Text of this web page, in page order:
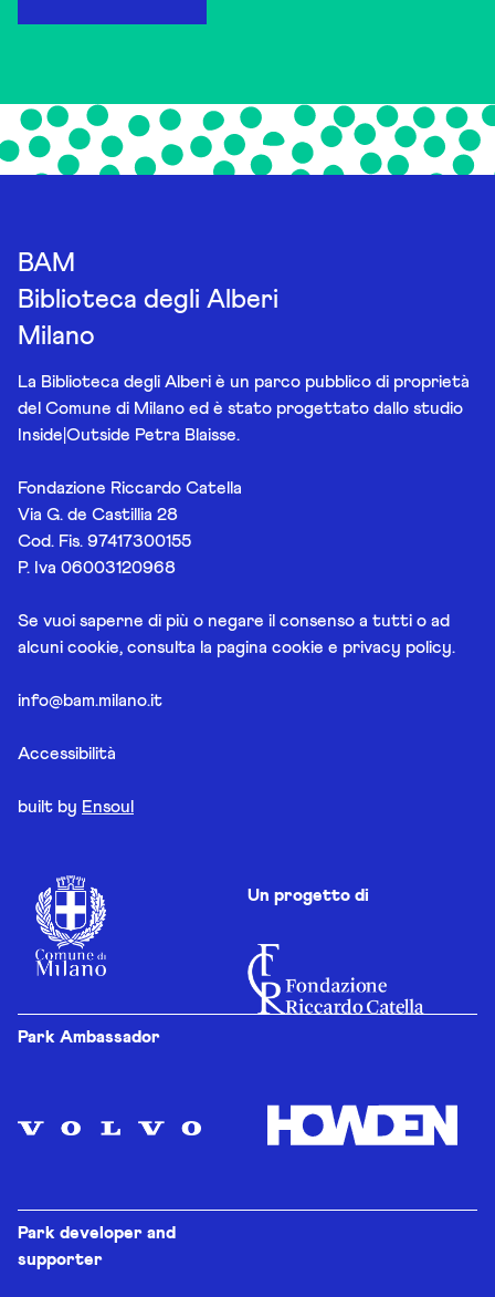
BAM
Biblioteca degli Alberi
Milano
La Biblioteca degli Alberi è un parco pubblico di proprietà
del Comune di Milano ed è stato progettato dallo studio
Inside|Outside Petra Blaisse.
Fondazione Riccardo Catella
Via G. de Castillia 28
Cod. Fis. 97417300155
P. Iva 06003120968
Se vuoi saperne di più o negare il consenso a tutti o ad
alcuni cookie, consulta la pagina cookie e privacy policy.
info@bam.milano.it
Accessibilità
built by Ensoul
Un progetto di
Park Ambassador
Park developer and
supporter